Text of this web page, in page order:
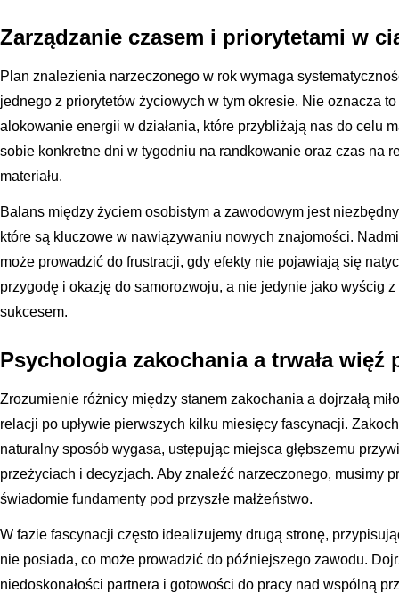
Zarządzanie czasem i priorytetami w
Plan znalezienia narzeczonego w rok wymaga
jednego z priorytetów życiowych w tym okresie. Nie oznacza
alokowanie energii w działania, które przybliżają nas do celu
sobie konkretne dni w tygodniu na randkowanie oraz czas na
materiału.
Balans między życiem osobistym a zawodowym jest
które są kluczowe w nawiązywaniu nowych znajomości.
może prowadzić do frustracji, gdy efekty nie pojawiają się
przygodę i okazję do samorozwoju, a nie jedynie jako wyścig
sukcesem.
Psychologia zakochania a trwała więź
Zrozumienie różnicy między stanem zakochania a dojrzałą
relacji po upływie pierwszych kilku miesięcy fascynacji.
naturalny sposób wygasa, ustępując miejsca głębszemu
przeżyciach i decyzjach. Aby znaleźć narzeczonego, musimy
świadomie fundamenty pod przyszłe małżeństwo.
W fazie fascynacji często idealizujemy drugą stronę,
nie posiada, co może prowadzić do późniejszego zawodu.
niedoskonałości partnera i gotowości do pracy nad wspólną